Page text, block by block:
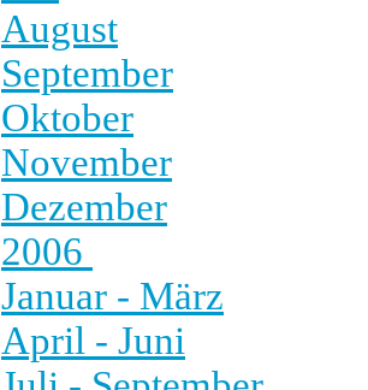
August
September
Oktober
November
Dezember
2006
Januar - März
April - Juni